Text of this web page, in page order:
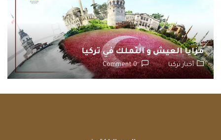
مزايا العيش و التملك في تركيا
أخبار تركيا 0 Comment